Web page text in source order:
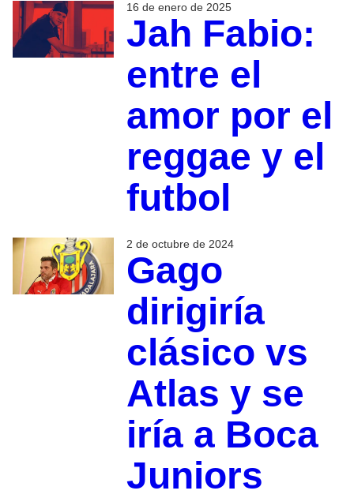
16 de enero de 2025
Jah Fabio:
entre el
amor por el
reggae y el
futbol
2 de octubre de 2024
Gago
dirigiría
clásico vs
Atlas y se
iría a Boca
Juniors